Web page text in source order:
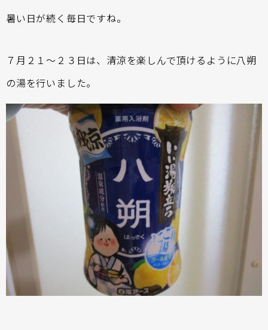
暑い日が続く毎日ですね。
７月２１～２３日は、清涼を楽しんで頂けるように八朔
の湯を行いました。